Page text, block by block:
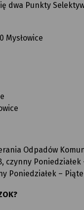
dwa Punkty
Mysłowice
Odpadów
czynny
Poniedziałek –